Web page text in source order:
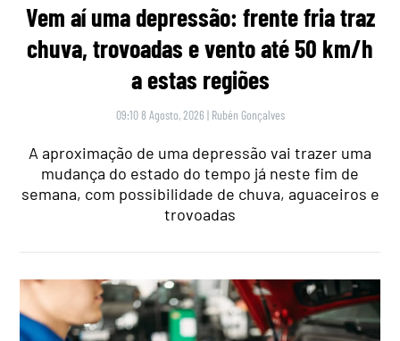
Vem aí uma depressão: frente fria traz
chuva, trovoadas e vento até 50 km/h
a estas regiões
09:10 8 Agosto, 2026 | Rubén Gonçalves
A aproximação de uma depressão vai trazer uma
mudança do estado do tempo já neste fim de
semana, com possibilidade de chuva, aguaceiros e
trovoadas